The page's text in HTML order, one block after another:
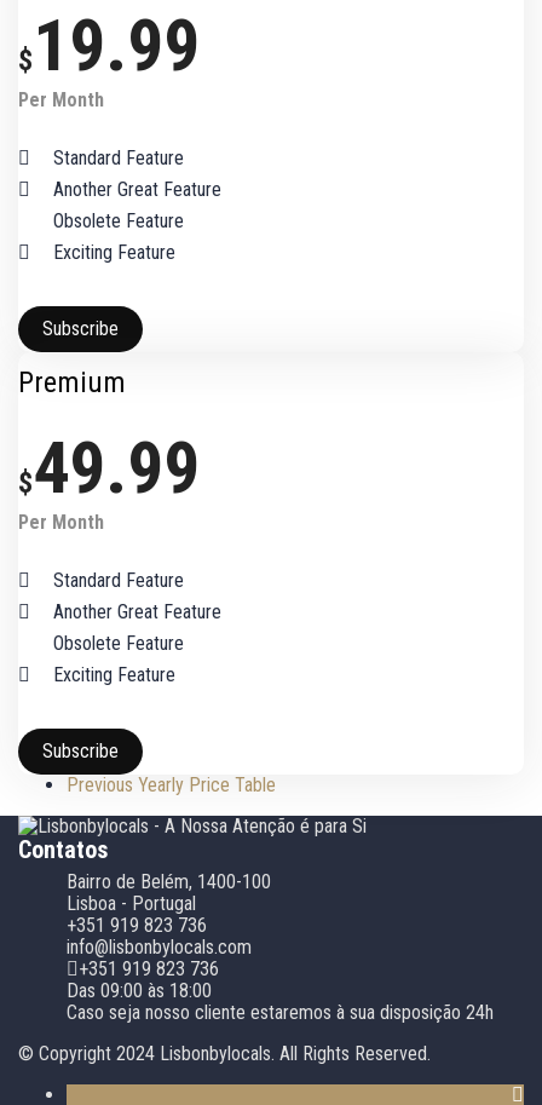
$ 19.99
Per Month
Standard Feature
Another Great Feature
Obsolete Feature
Exciting Feature
Subscribe
Premium
$49.99
Per Month
Standard Feature
Another Great Feature
Obsolete Feature
Exciting Feature
Subscribe
Previous Yearly Price Table
Contatos
Bairro de Belém, 1400-100
Lisboa - Portugal
+351 919 823 736
info@lisbonbylocals.com
+351 919 823 736
Das 09:00 às 18:00
Caso seja nosso cliente estaremos à sua disposição 24h
© Copyright 2024 Lisbonbylocals. All Rights Reserved.